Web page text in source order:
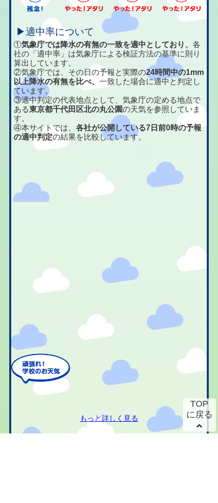
▶適中率について
①気象庁では降水の有無の一致を適中としており、各
社の「適中率」は気象庁による検証方法の基準に則り
算出しています。
②気象庁では、その日の予報と実際の24時間中の1mm
以上降水の有無を比べ、一致した場合に適中と判定し
ています。
③適中判定の代表地点として、気象庁の定める地点で
ある東京都千代田区北の丸公園の天気を参照していま
す。
④本サイトでは、各社が公開している7日前0時の予報
の適中判定の結果を比較しています。
もっと詳しく見る
TOP
に戻る